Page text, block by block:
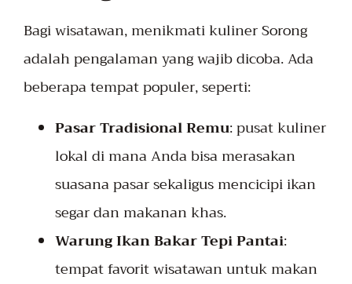
Bagi wisatawan, menikmati kuliner Sorong
adalah pengalaman yang wajib dicoba. Ada
beberapa tempat populer, seperti:
Pasar Tradisional Remu: pusat kuliner
lokal di mana Anda bisa merasakan
suasana pasar sekaligus mencicipi ikan
segar dan makanan khas.
Warung Ikan Bakar Tepi Pantai:
tempat favorit wisatawan untuk makan